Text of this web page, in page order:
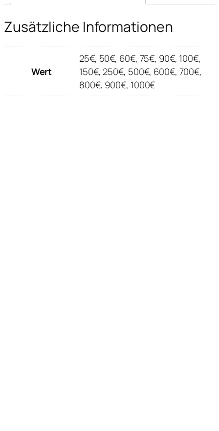
Zusätzliche Informationen
Wert
25€, 50€, 60€, 75€, 90€, 100€,
150€, 250€, 500€, 600€, 700€,
800€, 900€, 1000€